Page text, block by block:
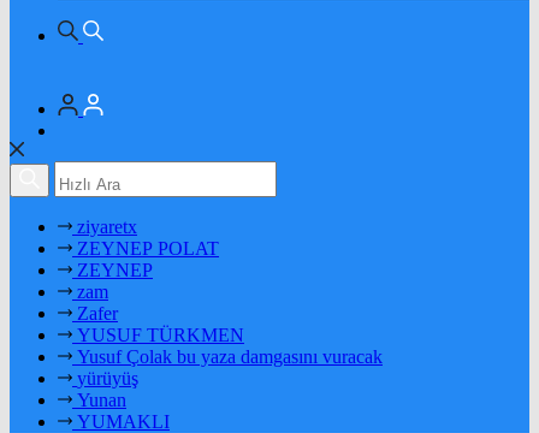
ziyaretx
ZEYNEP POLAT
ZEYNEP
zam
Zafer
YUSUF TÜRKMEN
Yusuf Çolak bu yaza damgasını vuracak
yürüyüş
Yunan
YUMAKLI